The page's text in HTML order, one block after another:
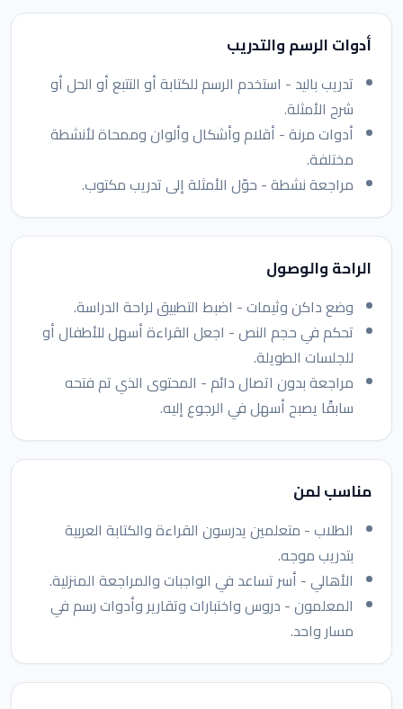
أدوات الرسم والتدريب
تدريب باليد - استخدم الرسم للكتابة أو التتبع أو الحل أو
شرح الأمثلة.
أدوات مرنة - أقلام وأشكال وألوان وممحاة لأنشطة
مختلفة.
مراجعة نشطة - حوّل الأمثلة إلى تدريب مكتوب.
الراحة والوصول
وضع داكن وثيمات - اضبط التطبيق لراحة الدراسة.
تحكم في حجم النص - اجعل القراءة أسهل للأطفال أو
للجلسات الطويلة.
مراجعة بدون اتصال دائم - المحتوى الذي تم فتحه
سابقًا يصبح أسهل في الرجوع إليه.
مناسب لمن
الطلاب - متعلمين يدرسون القراءة والكتابة العربية
بتدريب موجه.
الأهالي - أسر تساعد في الواجبات والمراجعة المنزلية.
المعلمون - دروس واختبارات وتقارير وأدوات رسم في
مسار واحد.